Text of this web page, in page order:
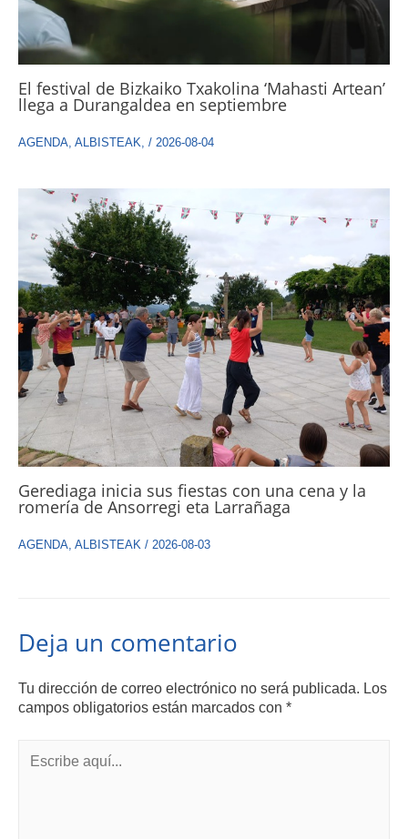
El festival de Bizkaiko Txakolina ‘Mahasti Artean’
llega a Durangaldea en septiembre
AGENDA, ALBISTEAK, / 2026-08-04
Gerediaga inicia sus fiestas con una cena y la
romería de Ansorregi eta Larrañaga
AGENDA, ALBISTEAK / 2026-08-03
Deja un comentario
Tu dirección de correo electrónico no será publicada. Los
campos obligatorios están marcados con *